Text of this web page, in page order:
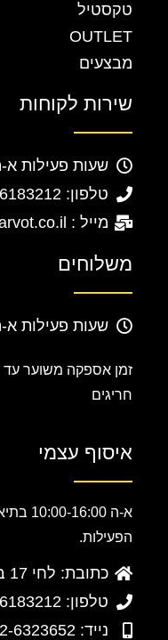
טקסטיל
OUTLET
מבצעים
שירות לקוחות
שעות פעילות א-ה 10:00-
טלפון: 03-6183212
מייל : Moshe@parvot.co.il
משלוחים
שעות פעילות א-ה 10:00-
זמן אספקה משוער עד 7 ימי עסקים-
חריגים
איסוף עצמי
א-ה
הפעילות.
כתובת: לחי 17 בני ברק קומה 2 waze
טלפון: 03-6183212
נייד: 052-6323652